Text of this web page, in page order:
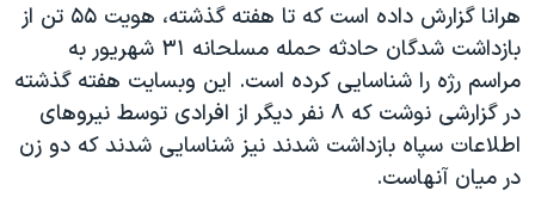
اسرائیل در جنگ
نرگس محمدی برنده جایزه نوبل صلح
همایش محافظه‌کاران آمریکا «سی‌پک»
صفحه‌های ویژه
هرانا گزارش داده است که تا هفته گذشته، هویت ۵۵ تن از
بازداشت شدگان حادثه حمله مسلحانه ۳۱ شهریور به
مراسم رژه را شناسایی کرده است. این وبسایت هفته گذشته
در گزارشی نوشت که ۸ نفر دیگر از افرادی توسط نیروهای
اطلاعات سپاه بازداشت شدند نیز شناسایی شدند که دو زن
در میان آنهاست.